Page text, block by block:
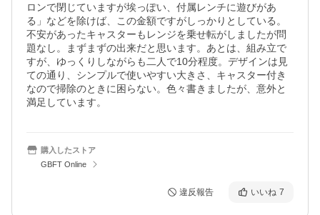
ロンで閉じていますが埃っぽい、付属レンチに遊びがあ
る」などを除けば、この金額ですがしっかりとしている。
不安があったキャスターもレンジを乗せ転がしましたが問
題なし。まずまずの出来だと思います。あとは、組み立で
すが、ゆっくりしながらも二人で10分程度。デザインは見
ての通り、シンプルで使いやすい大きさ、キャスター付き
なので掃除のときに困らない。色々書きましたが、意外と
満足しています。
購入したストア
GBFT Online
違反報告 いいね 7